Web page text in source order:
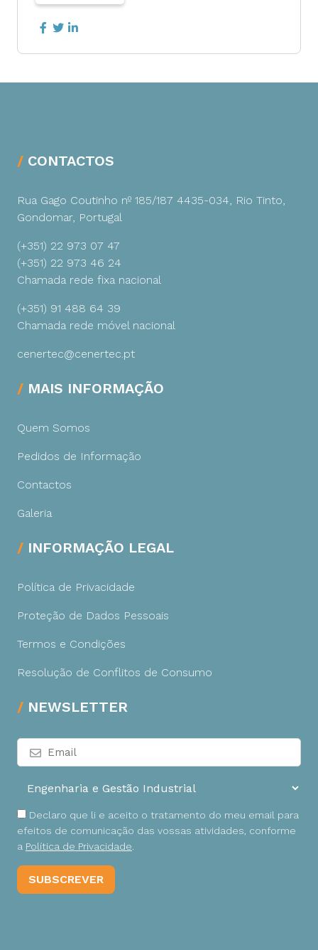
CONTACTOS
Rua Gago Coutinho nº 185/187 4435-034, Rio Tinto,
Gondomar, Portugal
(+351) 22 973 07 47
(+351) 22 973 46 24
Chamada rede fixa nacional
(+351) 91 488 64 39
Chamada rede móvel nacional
cenertec@cenertec.pt
MAIS INFORMAÇÃO
Quem Somos
Pedidos de Informação
Contactos
Galeria
INFORMAÇÃO LEGAL
Política de Privacidade
Proteção de Dados Pessoais
Termos e Condições
Resolução de Conflitos de Consumo
NEWSLETTER
Declaro que li e aceito o tratamento do meu email para
efeitos de comunicação das vossas atividades, conforme
a Política de Privacidade